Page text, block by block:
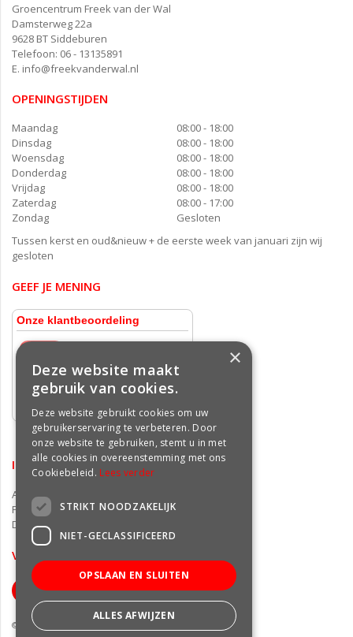
Groencentrum Freek van der Wal
Damsterweg 22a
9628 BT Siddeburen
Telefoon: 06 - 13135891
E. info@freekvanderwal.nl
OPENINGSTIJDEN
Maandag
08:00 - 18:00
Dinsdag
08:00 - 18:00
Woensdag
08:00 - 18:00
Donderdag
08:00 - 18:00
Vrijdag
08:00 - 18:00
Zaterdag
08:00 - 17:00
Zondag
Gesloten
Tussen kerst en oud&nieuw + de eerste week van januari zijn wij
gesloten
GEEF JE MENING
INFORMATIE
Algemene voorwaarden
Privacy statement
Disclaimer
VOLG ONS OP FACEBOOK
© Groencentrum Freek van der Wal
×
Deze website maakt
gebruik van cookies.
Deze website gebruikt cookies om uw
gebruikerservaring te verbeteren. Door
onze website te gebruiken, stemt u in met
alle cookies in overeenstemming met ons
Cookiebeleid. Lees verder
STRIKT NOODZAKELIJK
NIET-GECLASSIFICEERD
OPSLAAN EN SLUITEN
ALLES AFWIJZEN